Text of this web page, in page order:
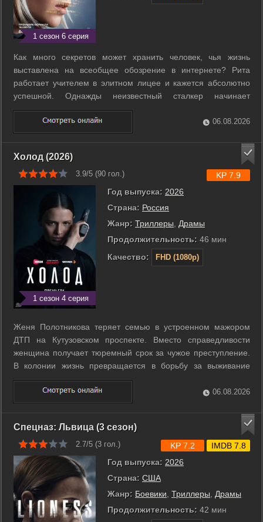
1 сезон 6 серия
Как много секретов может хранить человек, чья жизнь
выставлена на всеобщее обозрение в интернете? Рита
работает учителем в элитном лицее и кажется абсолютно
успешной. Однажды неизвестный сталкер начинает
методично уничтожать её репутацию, используя против неё
тысячи цифровых следов. Злоумышленник дистанционно
атакует её карьеру, личные отношения и ...
06.08.2026
Холод (2026)
3.9/5 (90 гол.)
1 сезон 4 серия
Год выпуска: 2026
Страна: Россия
Жанр: Триллеры, Драмы
Продолжительность: 46 мин
Качество:
FHD (1080p)
KP 7.9
Женя Полотникова теряет семью в устроенном мажором
ДТП на Кутузовском проспекте. Вместо справедливости
женщина получает тюремный срок за чужое преступление.
В колонии жизнь превращается в борьбу за выживание
среди жестоких законов зоны. Авторитетная заключенная
Яна становится наставницей для сломленной героини. Она
обучает Женю быть хладнокровной ...
06.08.2026
Спецназ: Львица (3 сезон)
2.7/5 (3 гол.)
Год выпуска: 2026
Страна: США
Жанр: Боевики Триллеры
Драмы
Продолжительность: 42 мин
KP 7.2 IMDB 7.8